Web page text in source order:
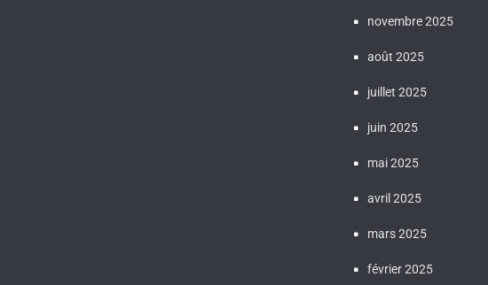
novembre 2025
août 2025
juillet 2025
juin 2025
mai 2025
avril 2025
mars 2025
février 2025